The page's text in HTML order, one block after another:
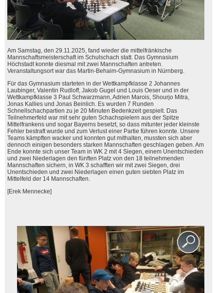
Am Samstag, den 29.11.2025, fand wieder die mittelfränkische
Mannschaftsmeisterschaft im Schulschach statt. Das Gymnasium
Höchstadt konnte diesmal mit zwei Mannschaften antreten.
Veranstaltungsort war das Martin-Behaim-Gymnasium in Nürnberg.
Für das Gymnasium starteten in der Wettkampfklasse 2 Johannes
Laubinger, Valentin Rudloff, Jakob Gugel und Louis Oeser und in der
Wettkampfklasse 3 Paul Schwarzmann, Adrien Marois, Shourjo Mitra,
Jonas Kallies und Jonas Beinlich. Es wurden 7 Runden
Schnellschachpartien zu je 20 Minuten Bedenkzeit gespielt. Das
Teilnehmerfeld war mit sehr guten Schachspielern aus der Spitze
Mittelfrankens und sogar Bayerns besetzt, so dass mitunter jeder kleinste
Fehler bestraft wurde und zum Verlust einer Partie führen konnte. Unsere
Teams kämpften wacker und konnten gut mithalten, mussten sich aber
dennoch einigen besonders starken Mannschaften geschlagen geben. Am
Ende konnte sich unser Team in WK 2 mit 4 Siegen, einem Unentschieden
und zwei Niederlagen den fünften Platz von den 18 teilnehmenden
Mannschaften sichern, in WK 3 schafften wir mit zwei Siegen, drei
Unentschieden und zwei Niederlagen einen guten siebten Platz im
Mittelfeld der 14 Mannschaften.
[Erek Mennecke]